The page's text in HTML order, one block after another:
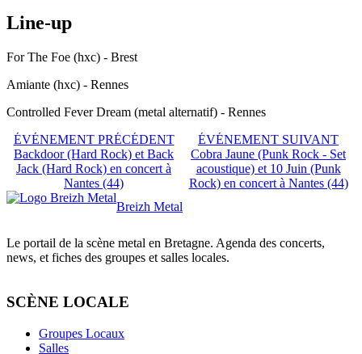
Line-up
For The Foe (hxc) - Brest
Amiante (hxc) - Rennes
Controlled Fever Dream (metal alternatif) - Rennes
ÉVÉNEMENT PRÉCÉDENT
Backdoor (Hard Rock) et Back
Jack (Hard Rock) en concert à
Nantes (44)
ÉVÉNEMENT SUIVANT
Cobra Jaune (Punk Rock - Set
acoustique) et 10 Juin (Punk
Rock) en concert à Nantes (44)
Breizh Metal
Le portail de la scène metal en Bretagne. Agenda des concerts,
news, et fiches des groupes et salles locales.
SCÈNE LOCALE
Groupes Locaux
Salles